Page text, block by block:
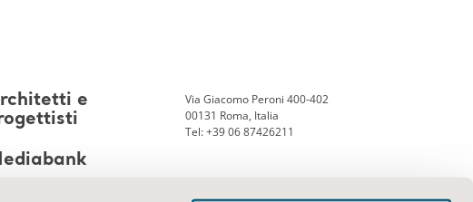
e
Via Giacomo Peroni 400-402
00131 Roma, Italia
Tel:+39 06 87426211